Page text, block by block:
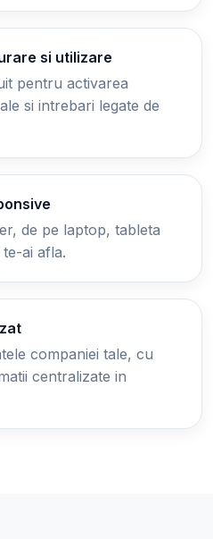
si utilizare
pentru activarea
si intrebari legate de
de pe laptop, tableta
ai afla.
companiei tale, cu
centralizate in